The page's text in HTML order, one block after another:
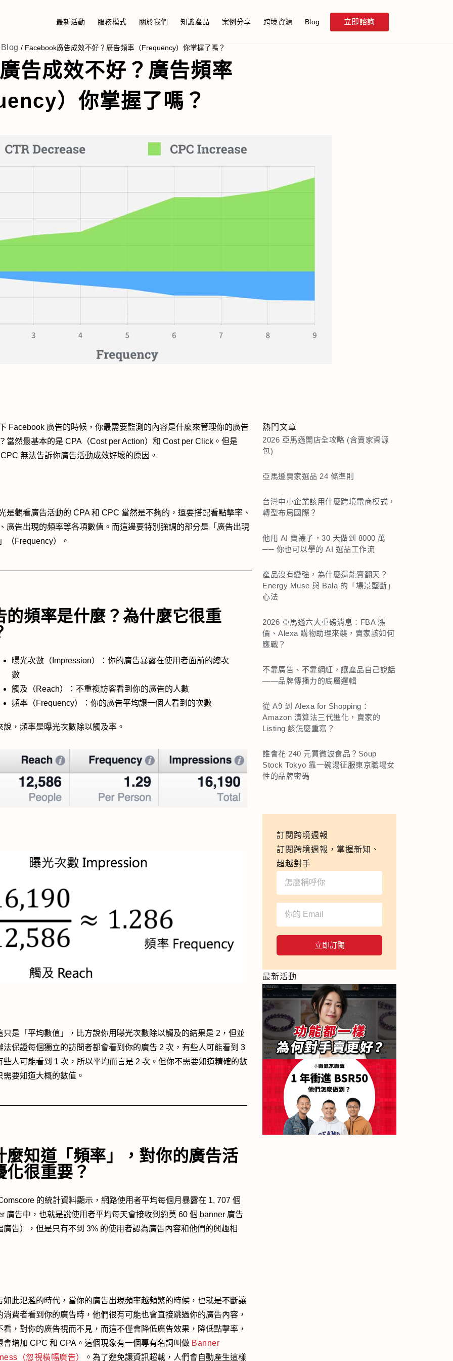
最新活動 服務模式 關於我們 知識產品 案例分享 跨境資源 Blog 立即諮詢
/ Facebook廣告成效不好？廣告頻率（Frequency）你掌握了嗎？
告成效不好？廣告頻率
）你掌握了嗎？
Facebook 廣告的時候，你最需要監測的內容是什麼來管理你的廣告
當然最基本的是 CPA（Cost per Action）和 Cost per Click。但是
無法告訴你廣告活動成效好壞的原因。
是觀看廣告活動的 CPA 和 CPC 當然是不夠的，還要搭配看點擊率、
廣告出現的頻率等各項數值。而這邊要特別強調的部分是「廣告出現
（Frequency）。
的頻率是什麼？為什麼它很重
曝光次數（Impression）：你的廣告暴露在使用者面前的總次
數
觸及（Reach）：不重複訪客看到你的廣告的人數
頻率（Frequency）：你的廣告平均讓一個人看到的次數
說，頻率是曝光次數除以觸及率。
只是「平均數值」，比方說你用曝光次數除以觸及的結果是 2，但並
法保證每個獨立的訪問者都會看到你的廣告 2 次，有些人可能看到 3
些人可能看到 1 次，所以平均而言是 2 次。但你不需要知道精確的數
需要知道大概的數值。
麼知道「頻率」，對你的廣告活
化很重要？
的統計資料顯示，網路使用者平均每個月暴露在 1, 707 個
廣告中，也就是說使用者平均每天會接收到約莫 60 個 banner 廣告
廣告），但是只有不到 3% 的使用者認為廣告內容和他們的興趣相
如此氾濫的時代，當你的廣告出現頻率越頻繁的時候，也就是不斷讓
消費者看到你的廣告時，他們很有可能也會直接跳過你的廣告內容，
看，對你的廣告視而不見，而這不僅會降低廣告效果，降低點擊率，
會增加 CPC 和 CPA。這個現象有一個專有名詞叫做 Banner
（忽視橫幅廣告）
。為了避免讓資訊超載，人們會自動產生這樣
熱門文章
2026 亞馬遜開店全攻略 (含賣家資源
包)
亞馬遜賣家選品 24 條準則
台灣中小企業該用什麼跨境電商模式，
轉型布局國際？
他用 AI 賣襪子，30 天做到 8000 萬
── 你也可以學的 AI 選品工作流
產品沒有變強，為什麼還能賣翻天？
Energy Muse 與 Bala 的「場景壟斷」
心法
2026 亞馬遜六大重磅消息：FBA 漲
價、Alexa 購物助理來襲，賣家該如何
應戰？
不靠廣告、不靠網紅，讓產品自己說話
——品牌傳播力的底層邏輯
從 A9 到 Alexa for Shopping：
Amazon 演算法三代進化，賣家的
Listing 該怎麼重寫？
誰會花 240 元買微波食品？Soup
Stock Tokyo 靠一碗湯征服東京職場女
性的品牌密碼
訂閱跨境週報
訂閱跨境週報，掌握新知、
超越對手
立即訂閱
最新活動